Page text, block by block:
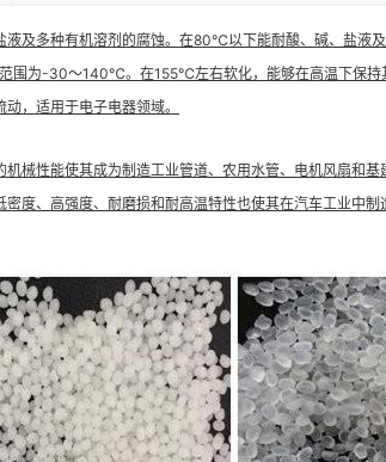
液及多种有机溶剂的腐蚀。在80℃以下能耐酸、碱、盐液
围为-30～140℃。在155℃左右软化，能够在高温下保持
，适用于电子电器领域。
械性能使其成为制造工业管道、农用水管、电机风扇
度、高强度、耐磨损和耐高温特性也使其在汽车工业中